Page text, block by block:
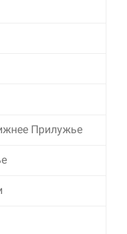
Прилужье
своими